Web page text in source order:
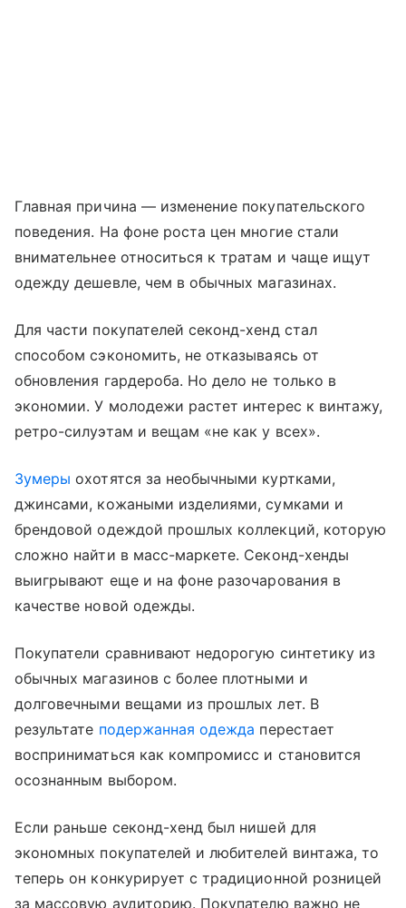
Главная причина — изменение покупательского
поведения. На фоне роста цен многие стали
внимательнее относиться к тратам и чаще ищут
одежду дешевле, чем в обычных магазинах.
Для части покупателей секонд-хенд стал
способом сэкономить, не отказываясь от
обновления гардероба. Но дело не только в
экономии. У молодежи растет интерес к винтажу,
ретро-силуэтам и вещам «не как у всех».
Зумеры охотятся за необычными куртками,
джинсами, кожаными изделиями, сумками и
брендовой одеждой прошлых коллекций, которую
сложно найти в масс-маркете. Секонд-хенды
выигрывают еще и на фоне разочарования в
качестве новой одежды.
Покупатели сравнивают недорогую синтетику из
обычных магазинов с более плотными и
долговечными вещами из прошлых лет. В
результате подержанная одежда перестает
восприниматься как компромисс и становится
осознанным выбором.
Если раньше секонд-хенд был нишей для
экономных покупателей и любителей винтажа, то
теперь он конкурирует с традиционной розницей
за массовую аудиторию. Покупателю важно не